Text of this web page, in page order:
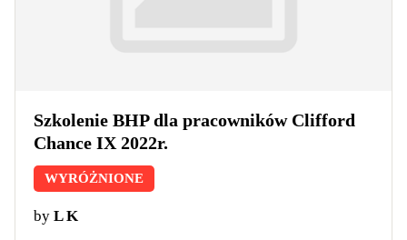
Szkolenie BHP dla pracowników Clifford
Chance IX 2022r.
WYRÓŻNIONE
by L K